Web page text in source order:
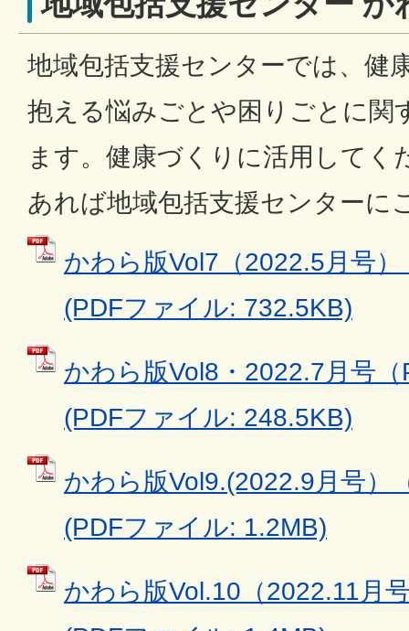
地域包括支援センターでは、健
抱える悩みごとや困りごとに関
ます。健康づくりに活用してく
あれば地域包括支援センターに
かわら版Vol7（2022.5月号
(PDFファイル: 732.5KB)
かわら版Vol8・2022.7月号
(PDFファイル: 248.5KB)
かわら版Vol9.(2022.9月号）
(PDFファイル: 1.2MB)
かわら版Vol.10（2022.11月